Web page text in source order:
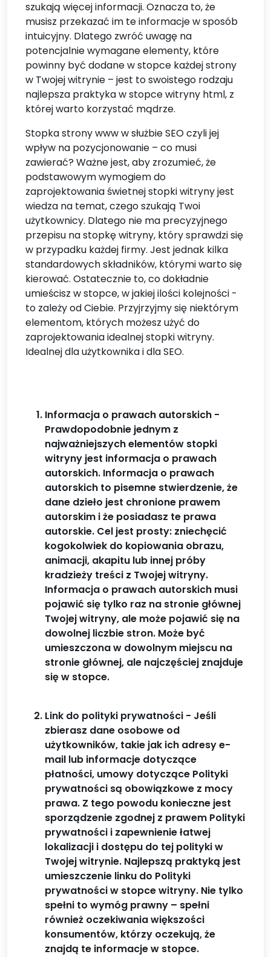
szukają więcej informacji. Oznacza to, że
musisz przekazać im te informacje w sposób
intuicyjny. Dlatego zwróć uwagę na
potencjalnie wymagane elementy, które
powinny być dodane w stopce każdej strony
w Twojej witrynie – jest to swoistego rodzaju
najlepsza praktyka w stopce witryny html, z
której warto korzystać mądrze.
Stopka strony www w służbie SEO czyli jej
wpływ na pozycjonowanie – co musi
zawierać? Ważne jest, aby zrozumieć, że
podstawowym wymogiem do
zaprojektowania świetnej stopki witryny jest
wiedza na temat, czego szukają Twoi
użytkownicy. Dlatego nie ma precyzyjnego
przepisu na stopkę witryny, który sprawdzi się
w przypadku każdej firmy. Jest jednak kilka
standardowych składników, którymi warto się
kierować. Ostatecznie to, co dokładnie
umieścisz w stopce, w jakiej ilości kolejności -
to zależy od Ciebie. Przyjrzyjmy się niektórym
elementom, których możesz użyć do
zaprojektowania idealnej stopki witryny.
Idealnej dla użytkownika i dla SEO.
Informacja o prawach autorskich -
Prawdopodobnie jednym z
najważniejszych elementów stopki
witryny jest informacja o prawach
autorskich. Informacja o prawach
autorskich to pisemne stwierdzenie, że
dane dzieło jest chronione prawem
autorskim i że posiadasz te prawa
autorskie. Cel jest prosty: zniechęcić
kogokolwiek do kopiowania obrazu,
animacji, akapitu lub innej próby
kradzieży treści z Twojej witryny.
Informacja o prawach autorskich musi
pojawić się tylko raz na stronie głównej
Twojej witryny, ale może pojawić się na
dowolnej liczbie stron. Może być
umieszczona w dowolnym miejscu na
stronie głównej, ale najczęściej znajduje
się w stopce.
Link do polityki prywatności - Jeśli
zbierasz dane osobowe od
użytkowników, takie jak ich adresy e-
mail lub informacje dotyczące
płatności, umowy dotyczące Polityki
prywatności są obowiązkowe z mocy
prawa. Z tego powodu konieczne jest
sporządzenie zgodnej z prawem Polityki
prywatności i zapewnienie łatwej
lokalizacji i dostępu do tej polityki w
Twojej witrynie. Najlepszą praktyką jest
umieszczenie linku do Polityki
prywatności w stopce witryny. Nie tylko
spełni to wymóg prawny – spełni
również oczekiwania większości
konsumentów, którzy oczekują, że
znajdą te informacje w stopce.